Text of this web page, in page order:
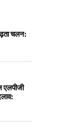
चलन:
एलपीजी